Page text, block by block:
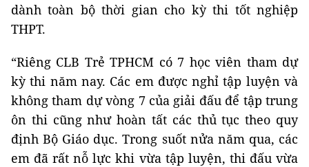
dành toàn bộ thời gian cho kỳ thi tốt nghiệp
THPT.
“Riêng CLB Trẻ TPHCM có 7 học viên tham dự
kỳ thi năm nay. Các em được nghỉ tập luyện và
không tham dự vòng 7 của giải đấu để tập trung
ôn thi cũng như hoàn tất các thủ tục theo quy
định Bộ Giáo dục. Trong suốt nửa năm qua, các
em đã rất nỗ lực khi vừa tập luyện, thi đấu vừa